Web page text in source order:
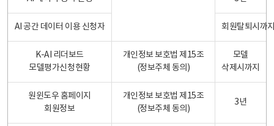
AI 공간 데이터 이용 신청자 회원탈퇴시까
K-AI 리더보드
모델평가신청현황
개인정보 보호법 제15조
(정보주체 동의)
모델
삭제시까지
원윈도우 홈페이지
회원정보
개인정보 보호법 제15조
(정보주체 동의)
3년